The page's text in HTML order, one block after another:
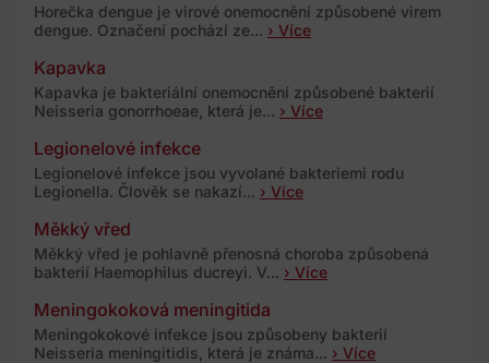
Horečka dengue je virové onemocnění způsobené virem
dengue. Označení pochází ze... › Více
Kapavka
Kapavka je bakteriální onemocnění způsobené bakterií
Neisseria gonorrhoeae, která je... › Více
Legionelové infekce
Legionelové infekce jsou vyvolané bakteriemi rodu
Legionella. Člověk se nakazí... › Více
Měkký vřed
Měkký vřed je pohlavně přenosná choroba způsobená
bakterií Haemophilus ducreyi. V... › Více
Meningokoková meningitida
Meningokokové infekce jsou způsobeny bakterií
Neisseria meningitidis, která je známa... › Více